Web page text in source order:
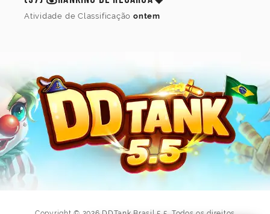
Atividade de Classificação ontem